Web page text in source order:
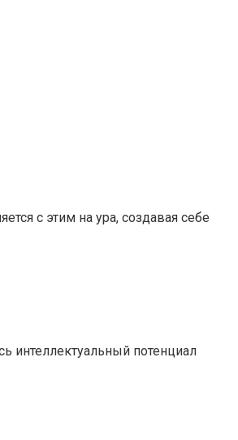
с этим на ура, создавая себе
интеллектуальный потенциал